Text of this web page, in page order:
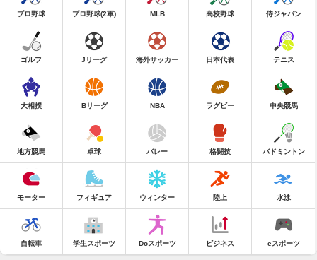
プロ野球 プロ野球(2軍) MLB 高校野球 侍ジャパン
ゴルフ Jリーグ 海外サッカー 日本代表 テニス
大相撲 Bリーグ NBA ラグビー 中央競馬
地方競馬 卓球 バレー 格闘技 バドミントン
モーター フィギュア ウィンター 陸上 水泳
自転車 学生スポーツ Doスポーツ ビジネス eスポーツ